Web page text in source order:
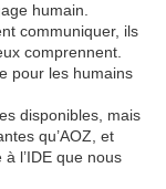
humain.
communiquer, ils
comprennent.
pour les humains
disponibles, mais
qu’AOZ, et
l’IDE que nous